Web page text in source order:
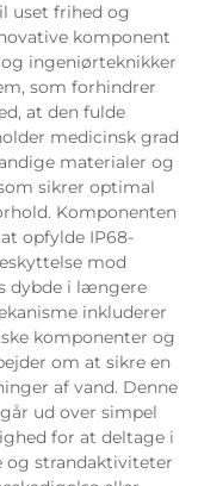
uset frihed og
komponent
ingeniørteknikker
som forhindrer
at den fulde
medicinsk grad
materialer og
sikrer optimal
Komponenten
opfylde IP68-
mod
dybde i længere
inkluderer
komponenter og
om at sikre en
af vand. Denne
ud over simpel
for at deltage i
og strandaktiviteter